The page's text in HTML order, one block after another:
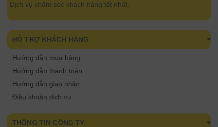
Dịch vụ chăm sóc khách hàng tốt nhất.
HỖ TRỢ KHÁCH HÀNG
Hướng dẫn mua hàng
Hướng dẫn thanh toán
Hướng dẫn giao nhận
Điều khoản dịch vụ
THÔNG TIN CÔNG TY